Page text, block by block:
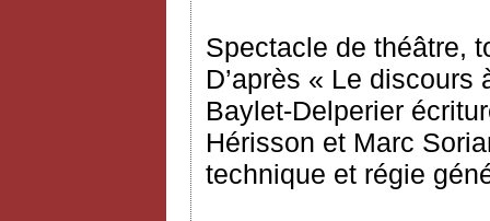
Spectacle de théâtre,
D’après « Le
Baylet‐Delperier
Hérisson et Marc
technique et régie